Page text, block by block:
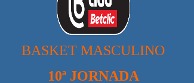
BASKET MASCULINO
10ª JORNADA